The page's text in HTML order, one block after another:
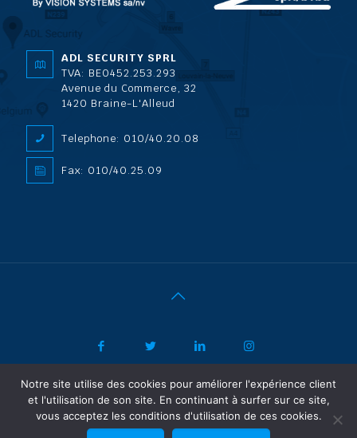
ADL SECURITY SPRL
TVA: BE0452.253.293
Avenue du Commerce, 32
1420 Braine-L'Alleud
Telephone: 010/40.20.08
Fax: 010/40.25.09
© 2022 ADL Security SPRL/BVBA | Politique de confidentialité
Vertrouwelijkheidsbeleid | Powered by SF Concept
FR
Notre site utilise des cookies pour améliorer l'expérience client
et l'utilisation de son site. En continuant à surfer sur ce site,
vous acceptez les conditions d'utilisation de ces cookies.